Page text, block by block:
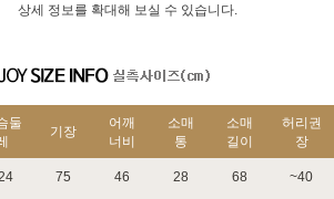
상세 정보를 확대해 보실 수 있습니다.
둘
기장
어깨
너비
소매
통
소매
길이
허리권
장
75 46 28 68 ~40